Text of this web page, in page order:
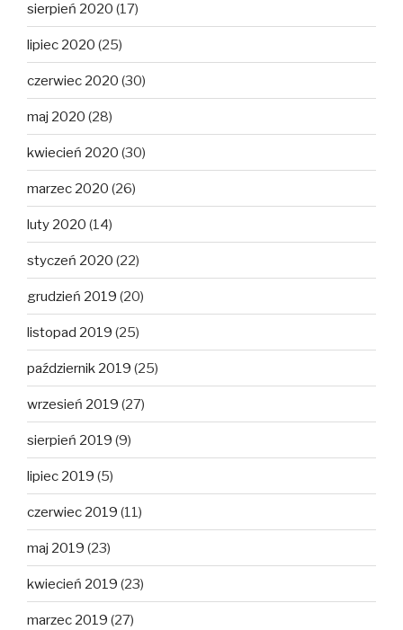
sierpień 2020 (17)
lipiec 2020 (25)
czerwiec 2020 (30)
maj 2020 (28)
kwiecień 2020 (30)
marzec 2020 (26)
luty 2020 (14)
styczeń 2020 (22)
grudzień 2019 (20)
listopad 2019 (25)
październik 2019 (25)
wrzesień 2019 (27)
sierpień 2019 (9)
lipiec 2019 (5)
czerwiec 2019 (11)
maj 2019 (23)
kwiecień 2019 (23)
marzec 2019 (27)